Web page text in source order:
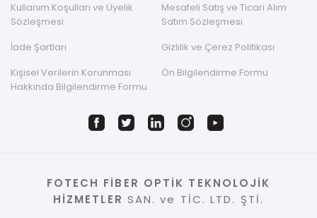
Kullanım Koşulları ve Üyelik
Sözleşmesi
Mesafeli Satış ve Ticari Alım
Satım Sözleşmesi
İade Şartları
Gizlilik ve Çerez Politikası
Kişisel Verilerin Korunması
Hakkında Bilgilendirme Formu
Ön Bilgilendirme Formu
FOTECH FİBER OPTİK TEKNOLOJİK
HİZMETLER SAN. ve TİC. LTD. ŞTİ.